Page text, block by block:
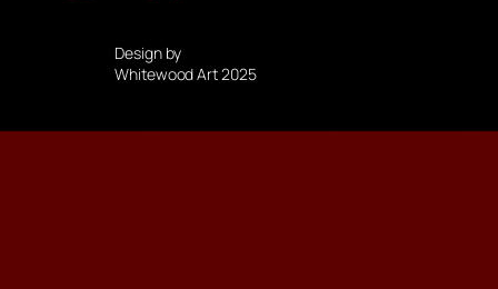
Design by
Whitewood Art 2025